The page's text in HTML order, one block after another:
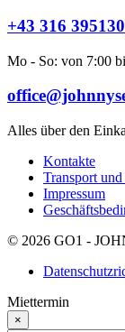
+43 316 395130
Mo - So: von 7:00
Alles über den
Kontakte
Transport
Impressum
© 2026 GO1 -
Miettermin
×